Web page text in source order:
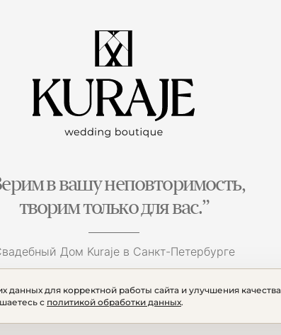
для корректной работы сайта и улучшения качества
с политикой обработки данных.
в вашу неповторимость,
творим только для вас.”
Дом Kuraje в Санкт-Петербурге